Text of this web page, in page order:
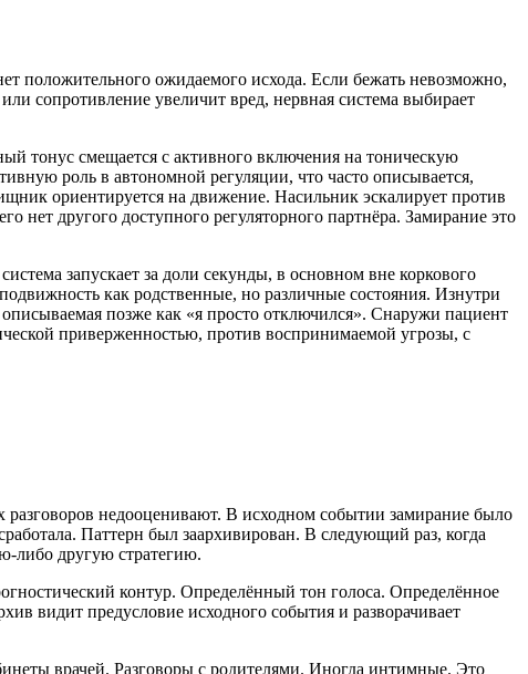
положительного ожидаемого исхода. Если бежать невозможно,
сопротивление увеличит вред, нервная система выбирает
тонус смещается с активного включения на тоническую
роль в автономной регуляции, что часто описывается,
ориентируется на движение. Насильник эскалирует против
нет другого доступного регуляторного партнёра. Замирание это
запускает за доли секунды, в основном вне коркового
как родственные, но различные состояния. Изнутри
позже как «я просто отключился». Снаружи пациент
приверженностью, против воспринимаемой угрозы, с
разговоров недооценивают. В исходном событии замирание было
Паттерн был заархивирован. В следующий раз, когда
либо другую стратегию.
контур. Определённый тон голоса. Определённое
видит предусловие исходного события и разворачивает
врачей. Разговоры с родителями. Иногда интимные. Это